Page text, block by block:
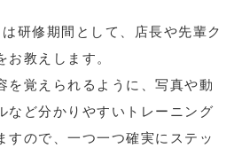
研修期間として、店長や先輩ク
お教えします。
を覚えられるように、写真や動
など分かりやすいトレーニング
すので、一つ一つ確実にステッ